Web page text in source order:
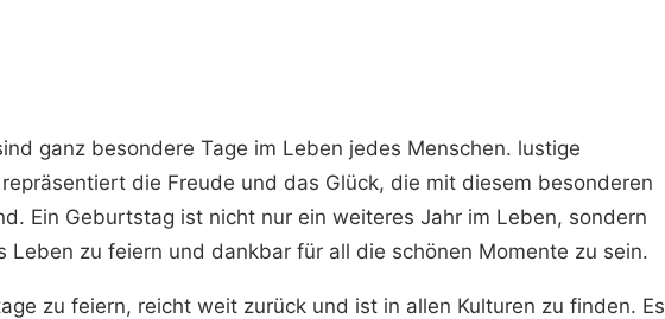
ganz besondere Tage im Leben jedes Menschen. lustige
die Freude und das Glück, die mit diesem besonderen
Ein Geburtstag ist nicht nur ein weiteres Jahr im Leben, sondern
Leben zu feiern und dankbar für all die schönen Momente zu sein.
zu feiern, reicht weit zurück und ist in allen Kulturen zu finden. Es